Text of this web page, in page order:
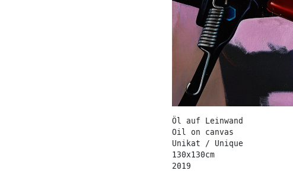
Öl auf Leinwand
Oil on canvas
Unikat / Unique
130x130cm
2019